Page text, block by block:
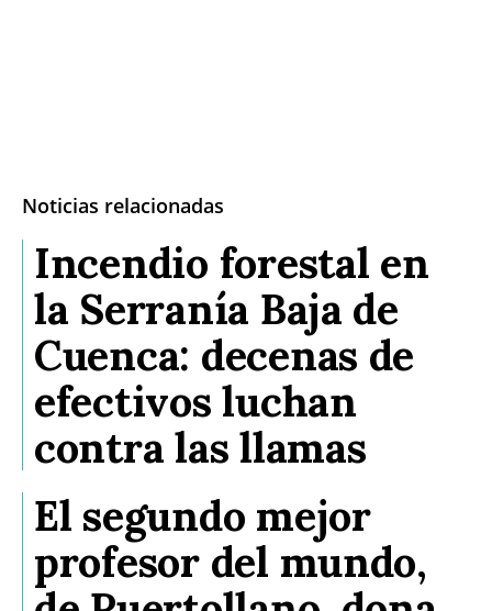
Noticias relacionadas
Incendio forestal en
la Serranía Baja de
Cuenca: decenas de
efectivos luchan
contra las llamas
El segundo mejor
profesor del mundo,